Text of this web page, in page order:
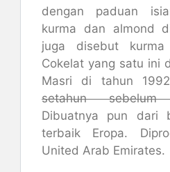
dengan paduan
kurma dan almond
juga disebut
Cokelat yang satu ini
Masri di tahun
setahun
Dibuatnya pun dari
terbaik Eropa.
United Arab Emirates.